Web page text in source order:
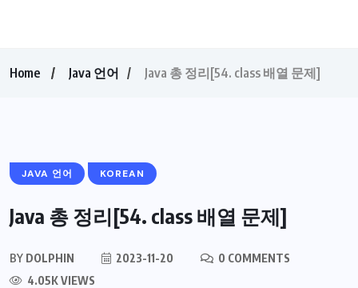
Home Java 언어 Java 총 정리[54. class 배열 문제]
JAVA 언어 KOREAN
Java 총 정리[54. class 배열 문제]
BY DOLPHIN 2023-11-20
0 COMMENTS
4.05K VIEWS